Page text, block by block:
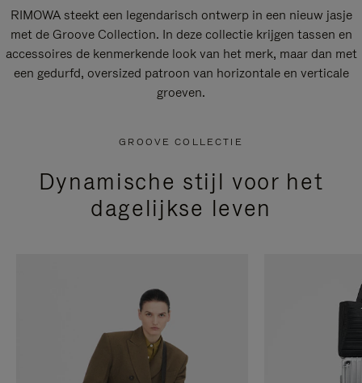
RIMOWA steekt een legendarisch ontwerp in een nieuw jasje
met de Groove Collection. In deze collectie krijgen tassen en
accessoires de kenmerkende look van het merk, maar dan met
een gedurfd, oversized patroon van horizontale en verticale
groeven.
GROOVE COLLECTIE
Dynamische stijl voor het
dagelijkse leven